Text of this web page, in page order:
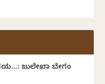
ಜುಲೇಖಾ ಬೇಗಂ